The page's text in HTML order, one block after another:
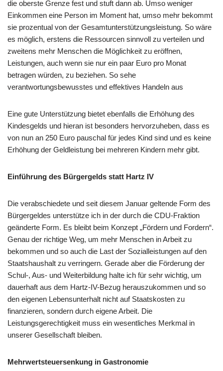
die oberste Grenze fest und stuft dann ab. Umso weniger
Einkommen eine Person im Moment hat, umso mehr bekommt
sie prozentual von der Gesamtunterstützungsleistung. So wäre
es möglich, erstens die Ressourcen sinnvoll zu verteilen und
zweitens mehr Menschen die Möglichkeit zu eröffnen,
Leistungen, auch wenn sie nur ein paar Euro pro Monat
betragen würden, zu beziehen. So sehe
verantwortungsbewusstes und effektives Handeln aus
Eine gute Unterstützung bietet ebenfalls die Erhöhung des
Kindesgelds und hieran ist besonders hervorzuheben, dass es
von nun an 250 Euro pauschal für jedes Kind sind und es keine
Erhöhung der Geldleistung bei mehreren Kindern mehr gibt.
Einführung des Bürgergelds statt Hartz IV
Die verabschiedete und seit diesem Januar geltende Form des
Bürgergeldes unterstütze ich in der durch die CDU-Fraktion
geänderte Form. Es bleibt beim Konzept „Fördern und Fordern“.
Genau der richtige Weg, um mehr Menschen in Arbeit zu
bekommen und so auch die Last der Sozialleistungen auf den
Staatshaushalt zu verringern. Gerade aber die Förderung der
Schul-, Aus- und Weiterbildung halte ich für sehr wichtig, um
dauerhaft aus dem Hartz-IV-Bezug herauszukommen und so
den eigenen Lebensunterhalt nicht auf Staatskosten zu
finanzieren, sondern durch eigene Arbeit. Die
Leistungsgerechtigkeit muss ein wesentliches Merkmal in
unserer Gesellschaft bleiben.
Mehrwertsteuersenkung in Gastronomie